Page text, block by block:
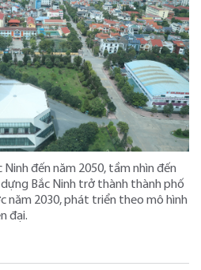
đến năm 2050, tầm nhìn đến
Bắc Ninh trở thành thành phố
năm 2030, phát triển theo mô hình
đại.